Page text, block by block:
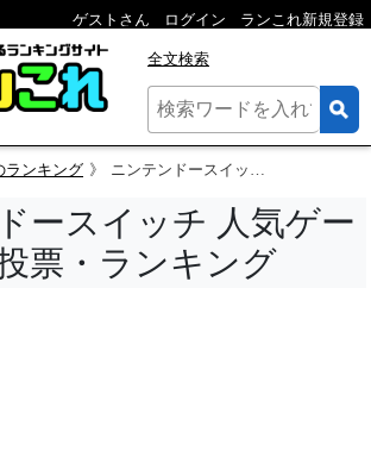
ゲストさん ログイン ランこれ新規登録
全文検索
ランキング ニンテンドースイッチ 人気ゲームソフト投票
ースイッチ 人気ゲー
票・ランキング